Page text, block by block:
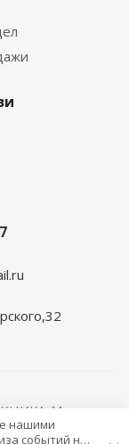
M»
нашими
событий на